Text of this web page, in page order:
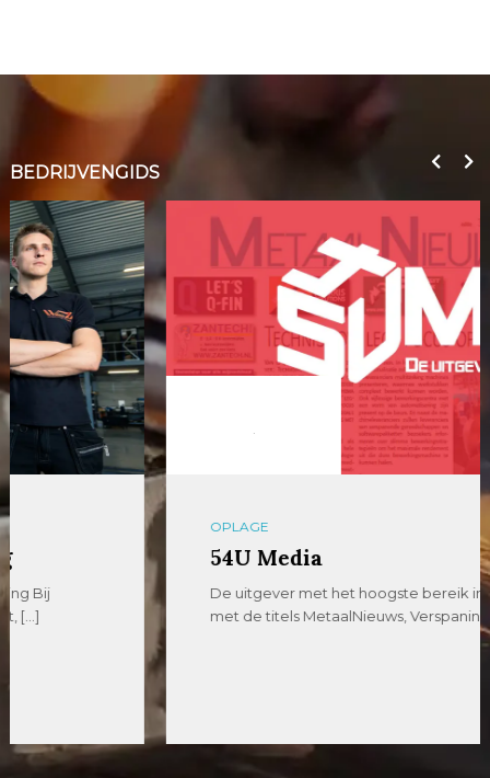
BEDRIJVENGIDS
54U Media
De uitgever met het hoogste bereik in de metaal
met de titels MetaalNieuws, VerspaningsNieuws […]